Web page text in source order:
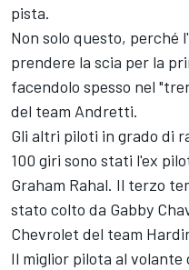
pista.
Non solo questo, perché
prendere la scia per la
facendolo spesso nel
del team Andretti.
Gli altri piloti in grado di
100 giri sono stati l'ex
Graham Rahal. Il terzo
stato colto da Gabby
Chevrolet del team
Il miglior pilota al volante